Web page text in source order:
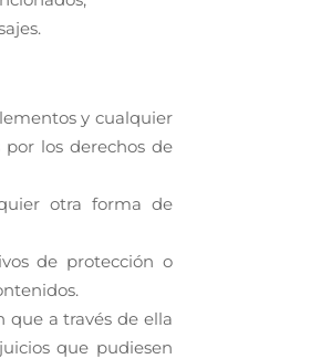
y cualquier
los derechos de
otra forma de
de protección o
que a través de ella
que pudiesen